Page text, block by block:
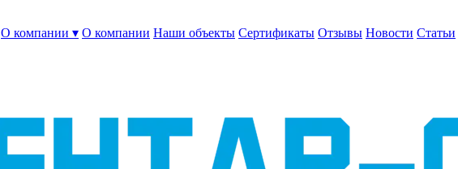
О компании ▾ О компании Наши объекты Сертификаты Отзывы Новости Статьи